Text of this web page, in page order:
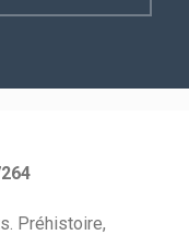
Préhistoire,